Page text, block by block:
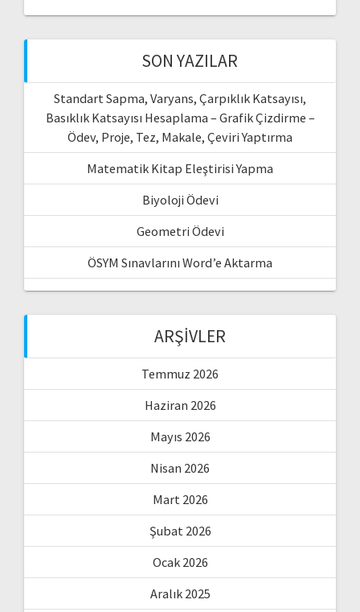
SON YAZILAR
Standart Sapma, Varyans, Çarpıklık Katsayısı,
Basıklık Katsayısı Hesaplama – Grafik Çizdirme –
Ödev, Proje, Tez, Makale, Çeviri Yaptırma
Matematik Kitap Eleştirisi Yapma
Biyoloji Ödevi
Geometri Ödevi
ÖSYM Sınavlarını Word’e Aktarma
ARŞIVLER
Temmuz 2026
Haziran 2026
Mayıs 2026
Nisan 2026
Mart 2026
Şubat 2026
Ocak 2026
Aralık 2025